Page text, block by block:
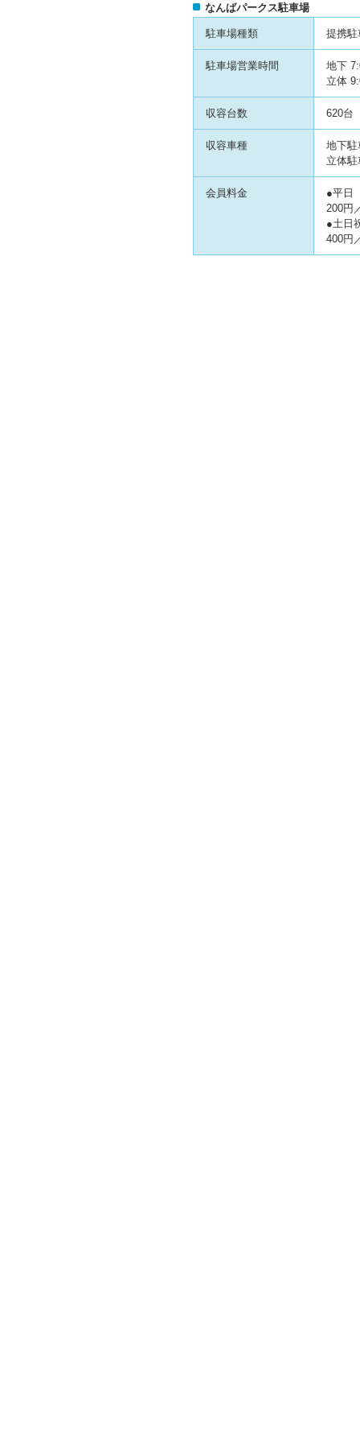
なんばパークス駐車場
駐車場種類 提携駐
駐車場営業時間
地下
立体
収容台数 620台
収容車種
地下駐
立体
会員料金
●平日
200円
●土日
400円